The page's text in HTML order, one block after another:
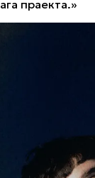
праекта.»